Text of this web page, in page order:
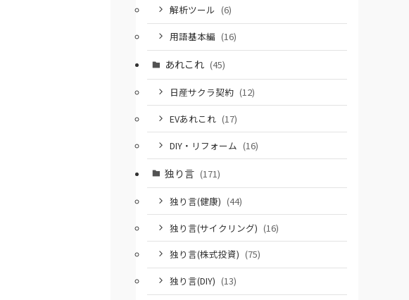
解析ツール (6)
用語基本編 (16)
あれこれ (45)
日産サクラ契約 (12)
EVあれこれ (17)
DIY・リフォーム (16)
独り言 (171)
独り言(健康) (44)
独り言(サイクリング) (16)
独り言(株式投資) (75)
独り言(DIY) (13)